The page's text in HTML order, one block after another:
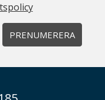
PRENUMERERA